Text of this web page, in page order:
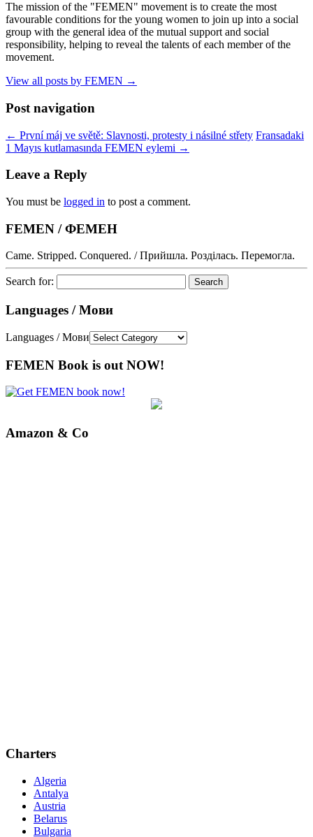
The mission of the "FEMEN" movement is to create the most
favourable conditions for the young women to join up into a social
group with the general idea of the mutual support and social
responsibility, helping to reveal the talents of each member of the
movement.
View all posts by FEMEN →
Post navigation
← První máj ve světě: Slavnosti, protesty i násilné střety Fransadaki
1 Mayıs kutlamasında FEMEN eylemi →
Leave a Reply
You must be logged in to post a comment.
FEMEN / ФЕМЕН
Came. Stripped. Conquered. / Прийшла. Розділась. Перемогла.
Search for:
Languages / Мови
Languages / Мови
FEMEN Book is out NOW!
Amazon & Co
Charters
Algeria
Antalya
Austria
Belarus
Bulgaria